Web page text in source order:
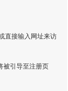
直接输入网址来访
被引导至注册页